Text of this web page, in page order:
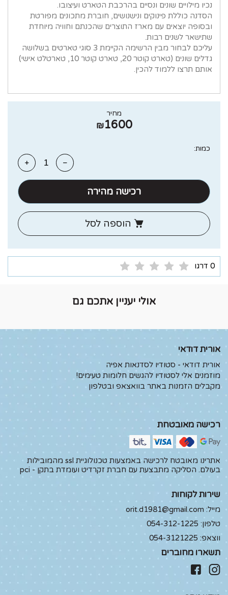
נכיו מילויים שונים ונסיים בהרכבת הטארט ועיצובו.
הסדנה כוללת פינוקים ונישנושים, חוברת מתכונים מפורטת
ובסופה יוצאים עם מארז התוצרים שהכנתם וחוויה מיוחדת
שתישאר לשנים רבות.
עליכם לבחור מבין הרשימה הקיימת 3 סוגי טארטים בשלושה
גדלים שונים (טארט קוטר 20, טארט קוטר 10, טארטלט אישי)
אותם תרצו ללמוד להכין.
מחיר
1600
₪
כמות:
רכישה מהירה
הוספה לסל
0 דרגו
אולי יעניין אתכם גם
אורית דודאי
אורית דודאי - סטודיו לסדנאות אפיה
מוזמנים אלי לסטודיו להגשים חלומות טעימים!
מקבלים הזמנות באתר בוואצאפ ובטלפון
רכישה מאובטחת
אתרינו מאובטח לרכישה באמצעות טכנולוגיית ssl מהמובילות
בעולם. הסליקה מתבצעת עם חברת זקרדיט ועומדת בתקן - pci
שירות לקוחות
מייל: orit.d1981@gmail.com
טלפון: 054-312-1225
ווצאפ: 054-3121225
תשארו מחוברים